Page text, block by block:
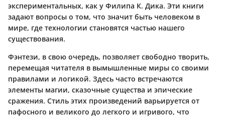
экспериментальных, как у Филипа К. Дика. Эти книги
задают вопросы о том, что значит быть человеком в
мире, где технологии становятся частью нашего
существования.
Фэнтези, в свою очередь, позволяет свободно творить,
перемещая читателя в вымышленные миры со своими
правилами и логикой. Здесь часто встречаются
элементы магии, сказочные существа и эпические
сражения. Стиль этих произведений варьируется от
пафосного и великого до легкого и игривого, что